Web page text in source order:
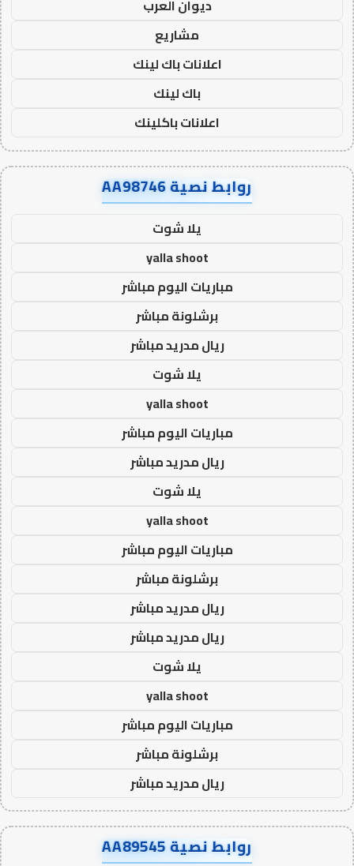
ديوان العرب
مشاريع
اعلانات باك لينك
باك لينك
اعلانات باكلينك
روابط نصية AA98746
يلا شوت
yalla shoot
مباريات اليوم مباشر
برشلونة مباشر
ريال مدريد مباشر
يلا شوت
yalla shoot
مباريات اليوم مباشر
ريال مدريد مباشر
يلا شوت
yalla shoot
مباريات اليوم مباشر
برشلونة مباشر
ريال مدريد مباشر
ريال مدريد مباشر
يلا شوت
yalla shoot
مباريات اليوم مباشر
برشلونة مباشر
ريال مدريد مباشر
روابط نصية AA89545